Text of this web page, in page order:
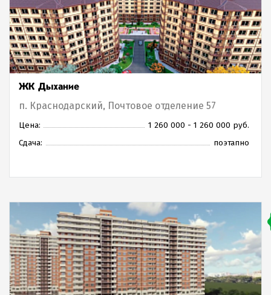
ЖК Дыхание
п. Краснодарский, Почтовое отделение 57
Цена:
1 260 000 - 1 260 000 руб.
Сдача:
поэтапно